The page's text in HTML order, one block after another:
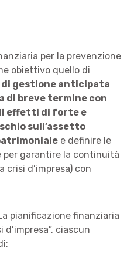
per la prevenzione
obiettivo quello di
gestione anticipata
di breve termine con
effetti di forte e
sull’assetto
e definire le
per garantire la continuità
crisi d’impresa) con
pianificazione finanziaria
ciascun